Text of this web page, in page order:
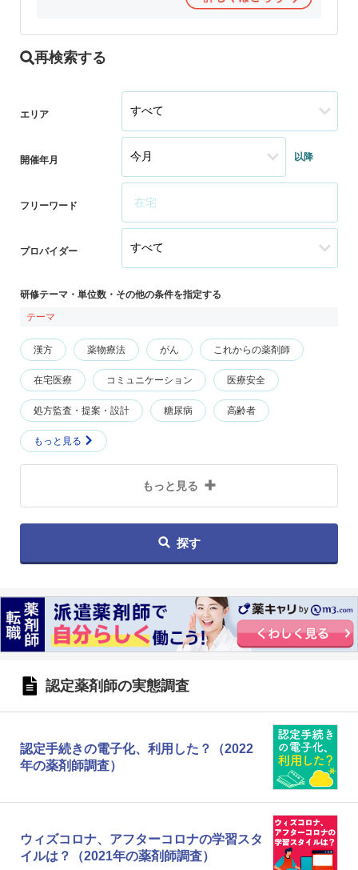
再検索する
エリア
開催年月 以降
フリーワード
プロバイダー
研修テーマ・単位数・その他の条件を指定する
テーマ
漢方 薬物療法 がん これからの薬剤師
在宅医療 コミュニケーション 医療安全
処方監査・提案・設計 糖尿病 高齢者
もっと見る
もっと見る
探す
認定薬剤師の実態調査
認定手続きの電子化、利用した？（2022
年の薬剤師調査）
ウィズコロナ、アフターコロナの学習スタ
イルは？（2021年の薬剤師調査）